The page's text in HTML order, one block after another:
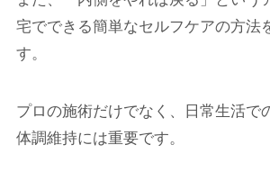
宅でできる簡単なセルフケアの方法
す。
プロの施術だけでなく、日常生活で
体調維持には重要です。